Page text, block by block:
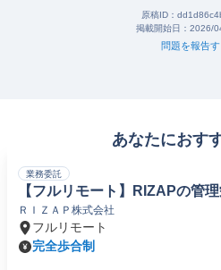
原稿ID：
掲載開始日： 2026/
問題を報告す
あなたにおす
業務委託
【フルリモート】RIZAPの管
ＲＩＺＡＰ株式会社
フルリモート
完全歩合制